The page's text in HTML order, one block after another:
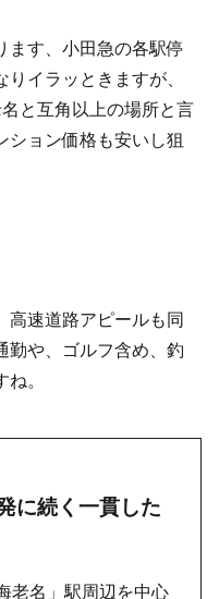
ます、小田急の各駅停
イラッときますが、
と互角以上の場所と言
ション価格も安いし狙
高速道路アピールも同
勤や、ゴルフ含め、釣
。
に続く一貫した
老名」駅周辺を中心